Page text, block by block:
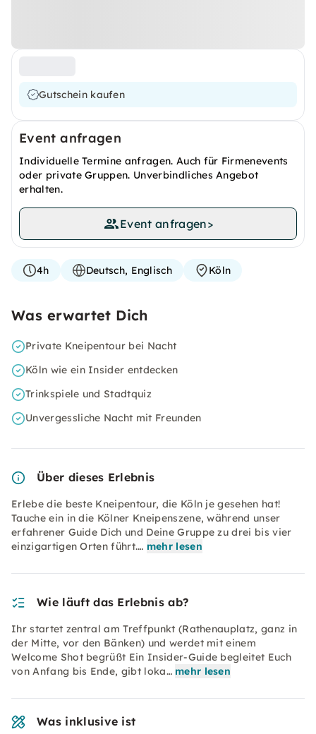
Gutschein kaufen
Event anfragen
Individuelle Termine anfragen. Auch für Firmenevents
oder private Gruppen. Unverbindliches Angebot
erhalten.
Event anfragen>
4h Deutsch, Englisch Köln
Was erwartet Dich
Private Kneipentour bei Nacht
Köln wie ein Insider entdecken
Trinkspiele und Stadtquiz
Unvergessliche Nacht mit Freunden
Über dieses Erlebnis
Erlebe die beste Kneipentour, die Köln je gesehen hat!
Tauche ein in die Kölner Kneipenszene, während unser
erfahrener Guide Dich und Deine Gruppe zu drei bis vier
einzigartigen Orten führt.… mehr lesen
Wie läuft das Erlebnis ab?
Ihr startet zentral am Treffpunkt (Rathenauplatz, ganz in
der Mitte, vor den Bänken) und werdet mit einem
Welcome Shot begrüßt Ein Insider-Guide begleitet Euch
von Anfang bis Ende, gibt loka… mehr lesen
Was inklusive ist